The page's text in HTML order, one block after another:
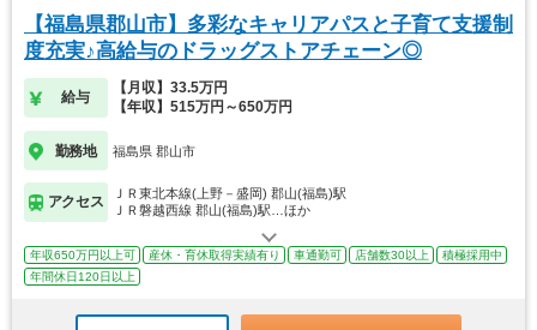
【福島県郡山市】多彩なキャリアパスと子育て支援制
度充実♪高給与のドラッグストアチェーン◎
給与
【月収】33.5万円
【年収】515万円～650万円
勤務地 福島県 郡山市
アクセス
ＪＲ東北本線(上野－盛岡) 郡山(福島)駅
ＪＲ磐越西線 郡山(福島)駅…ほか
年収650万円以上可 産休・育休取得実績有り 車通勤可 店舗数30以上
積極採用中
年間休日120日以上